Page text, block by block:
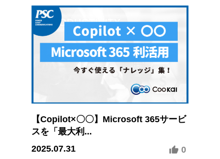
【Copilot×〇〇】Microsoft 365サービ
スを「最大利...
2025.07.31
0